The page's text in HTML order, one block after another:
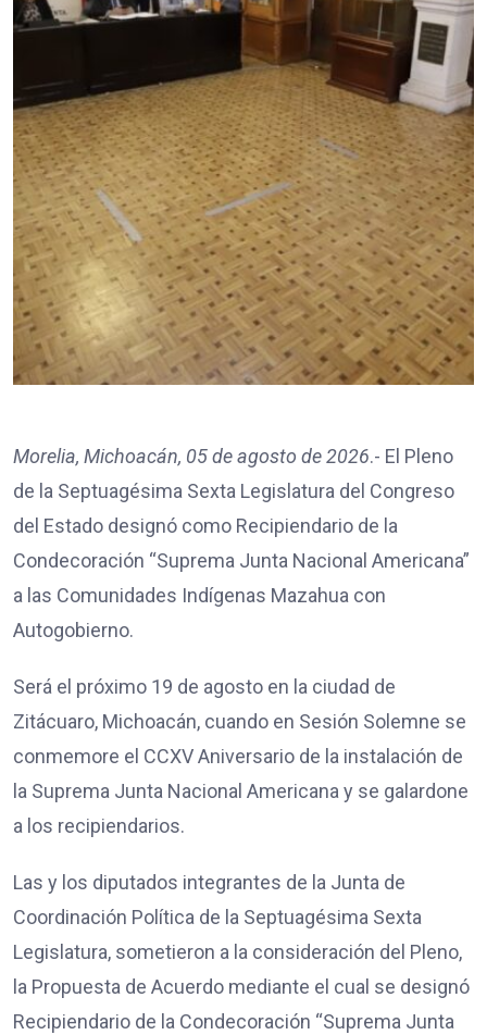
Morelia, Michoacán, 05 de agosto de 2026.- El Pleno
de la Septuagésima Sexta Legislatura del Congreso
del Estado designó como Recipiendario de la
Condecoración “Suprema Junta Nacional Americana”
a las Comunidades Indígenas Mazahua con
Autogobierno.
Será el próximo 19 de agosto en la ciudad de
Zitácuaro, Michoacán, cuando en Sesión Solemne se
conmemore el CCXV Aniversario de la instalación de
la Suprema Junta Nacional Americana y se galardone
a los recipiendarios.
Las y los diputados integrantes de la Junta de
Coordinación Política de la Septuagésima Sexta
Legislatura, sometieron a la consideración del Pleno,
la Propuesta de Acuerdo mediante el cual se designó
Recipiendario de la Condecoración “Suprema Junta